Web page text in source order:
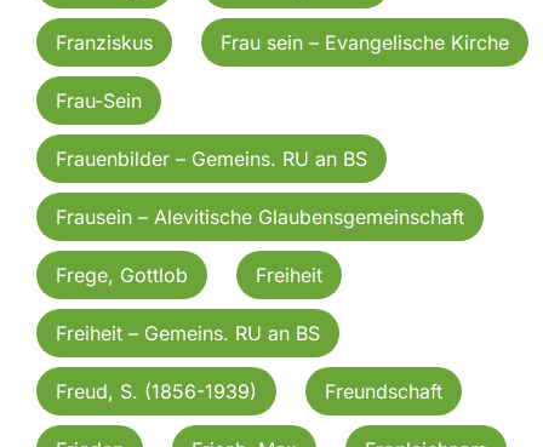
Franziskus Frau sein – Evangelische Kirche
Frau-Sein
Frauenbilder – Gemeins. RU an BS
Frausein – Alevitische Glaubensgemeinschaft
Frege, Gottlob Freiheit
Freiheit – Gemeins. RU an BS
Freud, S. (1856-1939) Freundschaft